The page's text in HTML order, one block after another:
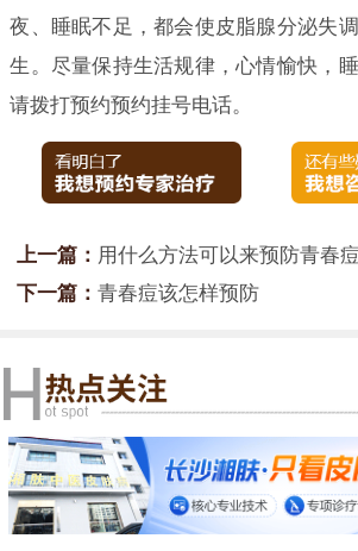
夜、睡眠不足，都会使皮脂腺分泌失
生。尽量保持生活规律，心情愉快，
请拨打预约预约挂号电话。
上一篇： 用什么方法可以来预防青春痘
下一篇： 青春痘该怎样预防